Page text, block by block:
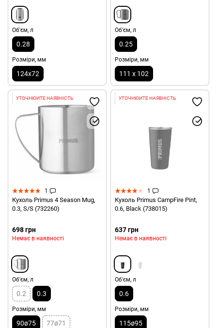
Об'єм, л
0.28
Розміри, мм
124х72
Об'єм, л
0.25
Розміри, мм
111 х 102
УТОЧНЮЙТЕ НАЯВНІСТЬ
1
Кухоль Primus 4 Season Mug,
0.3, S/S (732260)
698 грн
Немає в наявності
Об'єм, л
0.2 0.3
Розміри, мм
90ø75 77ø71
УТОЧНЮЙТЕ НАЯВНІСТЬ
1
Кухоль Primus CampFire Pint,
0.6, Black (738015)
637 грн
Немає в наявності
Об'єм, л
0.6
Розміри, мм
115ø95